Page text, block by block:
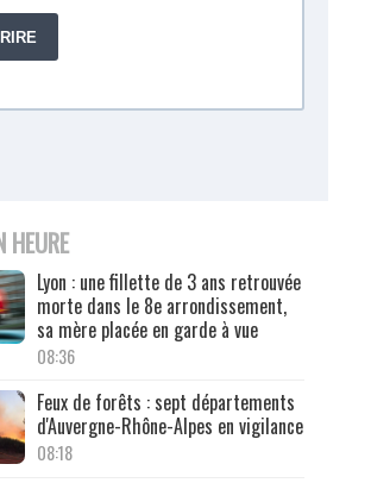
HEURE
Lyon : une fillette de 3 ans retrouvée
morte dans le 8e arrondissement,
sa mère placée en garde à vue
08:36
Feux de forêts : sept départements
d'Auvergne-Rhône-Alpes en vigilance
08:18